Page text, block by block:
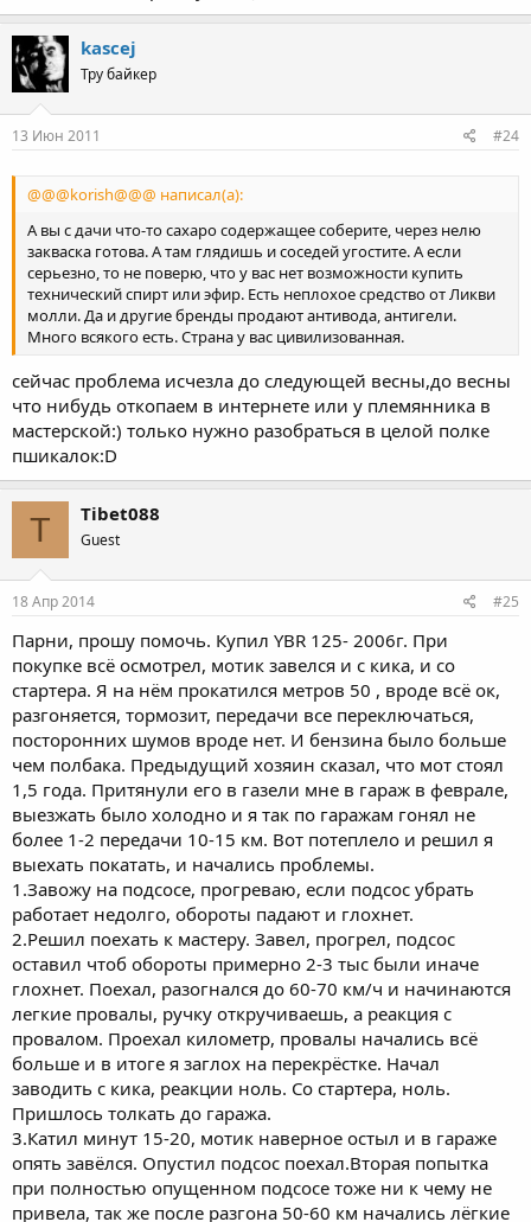
kascej
Тру байкер
13 Июн 2011 #24
@@@korish@@@ написал(а):
А вы с дачи что-то сахаро содержащее соберите, через нелю
закваска готова. А там глядишь и соседей угостите. А если
серьезно, то не поверю, что у вас нет возможности купить
технический спирт или эфир. Есть неплохое средство от Ликви
молли. Да и другие бренды продают антивода, антигели.
Много всякого есть. Страна у вас цивилизованная.
сейчас проблема исчезла до следующей весны,до весны
что нибудь откопаем в интернете или у племянника в
мастерской:) только нужно разобраться в целой полке
пшикалок:D
T Tibet088
Guest
18 Апр 2014 #25
Парни, прошу помочь. Купил YBR 125- 2006г. При
покупке всё осмотрел, мотик завелся и с кика, и со
стартера. Я на нём прокатился метров 50 , вроде всё ок,
разгоняется, тормозит, передачи все переключаться,
посторонних шумов вроде нет. И бензина было больше
чем полбака. Предыдущий хозяин сказал, что мот стоял
1,5 года. Притянули его в газели мне в гараж в феврале,
выезжать было холодно и я так по гаражам гонял не
более 1-2 передачи 10-15 км. Вот потеплело и решил я
выехать покатать, и начались проблемы.
1.Завожу на подсосе, прогреваю, если подсос убрать
работает недолго, обороты падают и глохнет.
2.Решил поехать к мастеру. Завел, прогрел, подсос
оставил чтоб обороты примерно 2-3 тыс были иначе
глохнет. Поехал, разогнался до 60-70 км/ч и начинаются
легкие провалы, ручку откручиваешь, а реакция с
провалом. Проехал километр, провалы начались всё
больше и в итоге я заглох на перекрёстке. Начал
заводить с кика, реакции ноль. Со стартера, ноль.
Пришлось толкать до гаража.
3.Катил минут 15-20, мотик наверное остыл и в гараже
опять завёлся. Опустил подсос поехал.Вторая попытка
при полностью опущенном подсосе тоже ни к чему не
привела, так же после разгона 50-60 км начались лёгкие